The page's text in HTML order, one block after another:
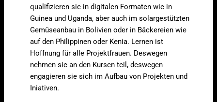
qualifizieren sie in digitalen Formaten wie in
Guinea und Uganda, aber auch im solargestützten
Gemüseanbau in Bolivien oder in Bäckereien wie
auf den Philippinen oder Kenia. Lernen ist
Hoffnung für alle Projektfrauen. Deswegen
nehmen sie an den Kursen teil, deswegen
engagieren sie sich im Aufbau von Projekten und
Iniativen.